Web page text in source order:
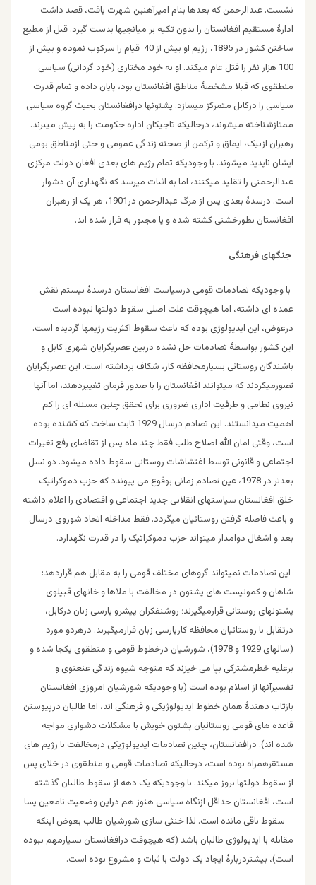
نشست. عبدالرحمن که بعدها بنام امیرآهنین شهرت یافت، قصد داشت
ادارۀ مستقیم افغانستان را بدون تکیه بر میانجیها بدست گیرد. قبل از مطیع
ساختن کشور در 1895، رژیم او بیش از 40 قیام را سرکوب نموده و بیش از
100 هزار نفر را قتل عام میکند. او به خود مختاری (خود گردانی) سیاسی
منطقوی که قبلا مشخصۀ مناطق افغانستان بود، پایان داده و تمام قدرت
سیاسی را درکابل متمرکز میسازد. پشتونها درافغانستان بحیث گروه سیاسی
ممتازشناخته میشوند، درحالیکه تاجیکان اداره حکومت را به پیش میبرند.
رهبران ازبیک، ایماق و ترکمن از صحنه زندگی عمومی و حتی ازمناطق بومی
ایشان ناپدید میشوند. با وجودیکه تمام رژیم های بعدی افغان دولت مرکزی
عبدالرحمنی را تقلید میکنند، اما به اثبات میرسد که نگهداری آن دشوار
است. درسدۀ بعدی پس از مرگ عبدالرحمن در1901، هر یک از رهبران
افغانستان بطورخشنی کشته شده و یا مجبور به فرار شده اند.
جنگهای فرهنگی
با وجودیکه تصادمات قومی درسیاست افغانستان درسدۀ بیستم نقش
عمده ای داشته، اما هیچوقت علت اصلی سقوط دولتها نبوده است.
درعوض، این ایدیولوژی بوده که باعث سقوط اکثریت رژیمها گردیده است.
این کشور بواسطۀ تصادمات حل نشده دربین عصریگرایان شهری کابل و
باشندگان روستائی بسیارمحافظه کار، شکاف برداشته است. این عصریگرایان
تصورمیکردند که میتوانند افغانستان را با صدور فرمان تغییردهند، اما آنها
نیروی نظامی و ظرفیت اداری ضروری برای تحقق چنین مسئله ای را کم
اهمیت میدانستند. این تصادم درسال 1929 ثابت ساخت که کشنده بوده
است، وقتی امان الله اصلاح طلب فقط چند ماه پس از تقاضای رفع تغیرات
اجتماعی و قانونی توسط اغتشاشات روستائی سقوط داده میشود. دو نسل
بعدتر در 1978، عین تصادم زمانی بوقوع می پیوندد که حزب دموکراتیک
خلق افغانستان سیاستهای انقلابی جدید اجتماعی و اقتصادی را اعلام داشته
و باعث فاصله گرفتن روستائیان میگردد. فقط مداخله اتحاد شوروی درسال
بعد و اشغال دوامدار میتواند حزب دموکراتیک را در قدرت نگهدارد.
این تصادمات نمیتواند گروهای مختلف قومی را به مقابل هم قراردهد:
شاهان و کمونیست های پشتون در مخالفت با ملاها و خانهای قبیلوی
پشتونهای روستائی قرارمیگیرند؛ روشنفکران پیشرو پارسی زبان درکابل،
درتقابل با روستائیان محافظه کارپارسی زبان قرارمیگیرند. درهردو مورد
(سالهای 1929 و 1978)، شورشیان درخطوط قومی و منطقوی یکجا شده و
برعلیه خطرمشترکی بپا می خیزند که متوجه شیوه زندگی عنعنوی و
تفسیرآنها از اسلام بوده است (با وجودیکه شورشیان امروزی افغانستان
بازتاب دهندۀ همان خطوط ایدیولوژیکی و فرهنگی اند، اما طالبان درپیوستن
قاعده های قومی روستائیان پشتون خویش با مشکلات دشواری مواجه
شده اند). درافغانستان، چنین تصادمات ایدیولوژیکی درمخالفت با رژیم های
مستقرهمراه بوده است، درحالیکه تصادمات قومی و منطقوی در خلای پس
از سقوط دولتها بروز میکند. با وجودیکه یک دهه از سقوط طالبان گذشته
است، افغانستان حداقل ازنگاه سیاسی هنوز هم دراین وضعیت نامعین پسا
– سقوط باقی مانده است. لذا خنثی سازی شورشیان طالب بعوض اینکه
مقابله با ایدیولوژی طالبان باشد (که هیچوقت درافغانستان بسیارمهم نبوده
است)، بیشتردربارۀ ایجاد یک دولت با ثبات و مشروع بوده است.